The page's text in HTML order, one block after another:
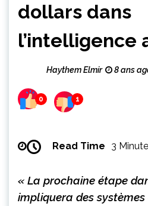
dollars dans
l’intelligence
Haythem Elmir 8 ans
0 1
Read Time 3
« La prochaine étape
impliquera des